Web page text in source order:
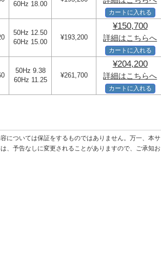
60Hz 18.00
カートに入れる
50Hz 12.50
60Hz 15.00
¥193,200
¥150,700
詳細はこちらへ
カートに入れる
50Hz 9.38
60Hz 11.25
¥261,700
¥204,200
詳細はこちらへ
カートに入れる
については保証をするものではありません。万一、本サ
、予告なしに変更されることがありますので、ご承知お